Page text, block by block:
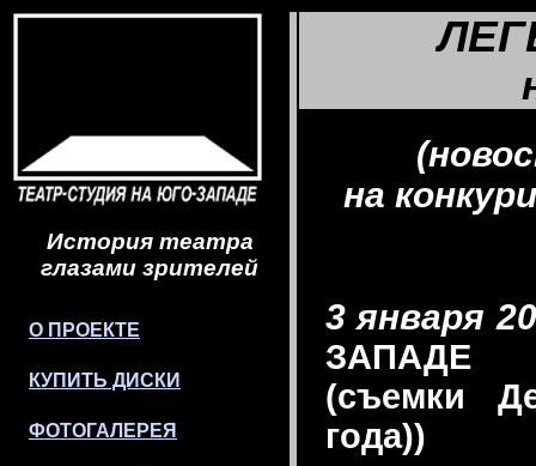
История театра
глазами зрителей
О ПРОЕКТЕ
КУПИТЬ ДИСКИ
ФОТОГАЛЕРЕЯ
на
3 января
ЗАПАДЕ
(съемки
года))